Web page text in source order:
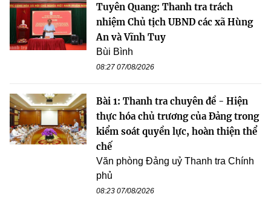
Tuyên Quang: Thanh tra trách
nhiệm Chủ tịch UBND các xã Hùng
An và Vĩnh Tuy
Bùi Bình
08:27 07/08/2026
Bài 1: Thanh tra chuyên đề - Hiện
thực hóa chủ trương của Đảng trong
kiểm soát quyền lực, hoàn thiện thể
chế
Văn phòng Đảng uỷ Thanh tra Chính
phủ
08:23 07/08/2026